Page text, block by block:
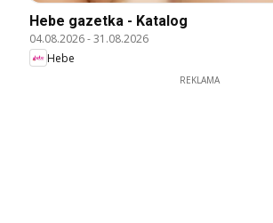
Hebe gazetka - Katalog
04.08.2026-31.08.2026
Hebe
REKLAMA